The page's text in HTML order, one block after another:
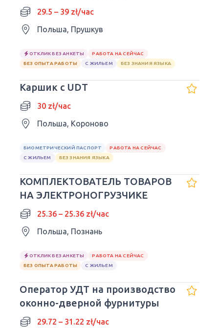
29.5 – 39 zł/час
Польша, Прушкув
ОТКЛИК БЕЗ АНКЕТЫ
РАБОТА НА СЕЙЧАС
БЕЗ ОПЫТА РАБОТЫ
С ЖИЛЬЕМ БЕЗ ЗНАНИЯ ЯЗЫКА
Каршик с UDT
30 zł/час
Польша, Короново
БИОМЕТРИЧЕСКИЙ ПАСПОРТ
РАБОТА НА СЕЙЧАС
С ЖИЛЬЕМ
БЕЗ ЗНАНИЯ ЯЗЫКА
КОМПЛЕКТОВАТЕЛЬ ТОВАРОВ
НА ЭЛЕКТРОНОГРУЗЧИКЕ
25.36 – 25.36 zł/час
Польша, Познань
ОТКЛИК БЕЗ АНКЕТЫ
РАБОТА НА СЕЙЧАС
БЕЗ ОПЫТА РАБОТЫ
С ЖИЛЬЕМ
Оператор УДТ на производство
оконно-дверной фурнитуры
29.72 – 31.22 zł/час